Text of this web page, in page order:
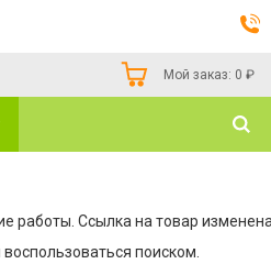
Мой заказ: 0 ₽
работы. Ссылка на товар
поиском.